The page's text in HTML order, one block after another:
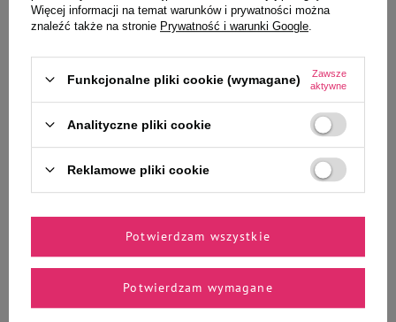
Zawieszka Adresówka
Identyfikator z grawerem dla psa
35,90 zł
- +
Do koszyka
Trixie mata szara pod kuwety z
sitem EVA 58 x 75 cm
69,99 zł
Do koszyka
Zaufane i polecane przez
Więcej informacji na temat warunków i prywatności można
znaleźć także na stronie Prywatność i warunki Google
Funkcjonalne pliki cookie (wymagane)
Zawsze
aktywne
Analityczne pliki cookie
Reklamowe pliki cookie
Potwierdzam wymagane
Potwierdzam wszystkie